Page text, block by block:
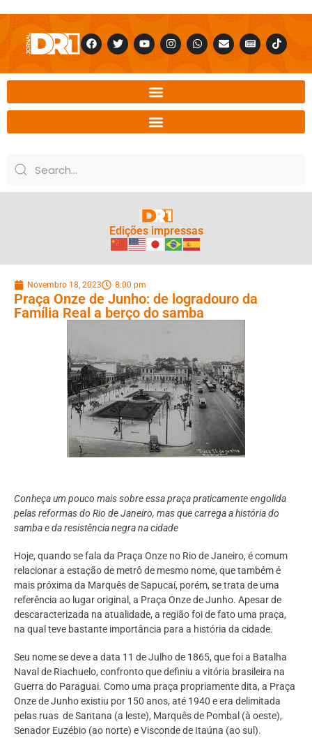
Edições impressas
Novembro 18, 2023 8:00 pm
Praça Onze de Junho: de logradouro da
Família Real a berço do samba
Conheça um pouco mais sobre essa praça praticamente engolida
pelas reformas do Rio de Janeiro, mas que carrega a história do
samba e da resistência negra na cidade
Hoje, quando se fala da Praça Onze no Rio de Janeiro, é comum
relacionar a estação de metrô de mesmo nome, que também é
mais próxima da Marquês de Sapucaí, porém, se trata de uma
referência ao lugar original, a Praça Onze de Junho. Apesar de
descaracterizada na atualidade, a região foi de fato uma praça,
na qual teve bastante importância para a história da cidade.
Seu nome se deve a data 11 de Julho de 1865, que foi a Batalha
Naval de Riachuelo, confronto que definiu a vitória brasileira na
Guerra do Paraguai. Como uma praça propriamente dita, a Praça
Onze de Junho existiu por 150 anos, até 1940 e era delimitada
pelas ruas de Santana (a leste), Marquês de Pombal (à oeste),
Senador Euzébio (ao norte) e Visconde de Itaúna (ao sul).